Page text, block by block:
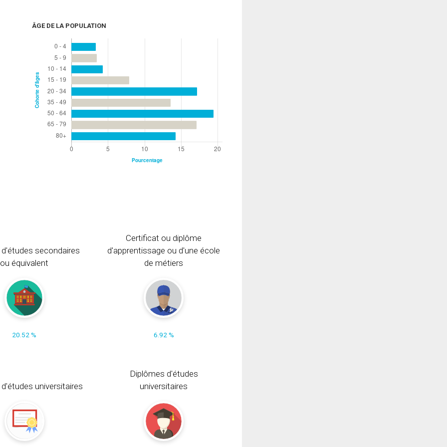
ÂGE DE LA POPULATION
secondaires
ou équivalent
20.52 %
Certificat ou diplôme
d'apprentissage ou d'une école
de métiers
6.92 %
universitaires
Diplômes d'études
universitaires